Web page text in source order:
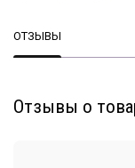
ОТЗЫВЫ
Отзывы о